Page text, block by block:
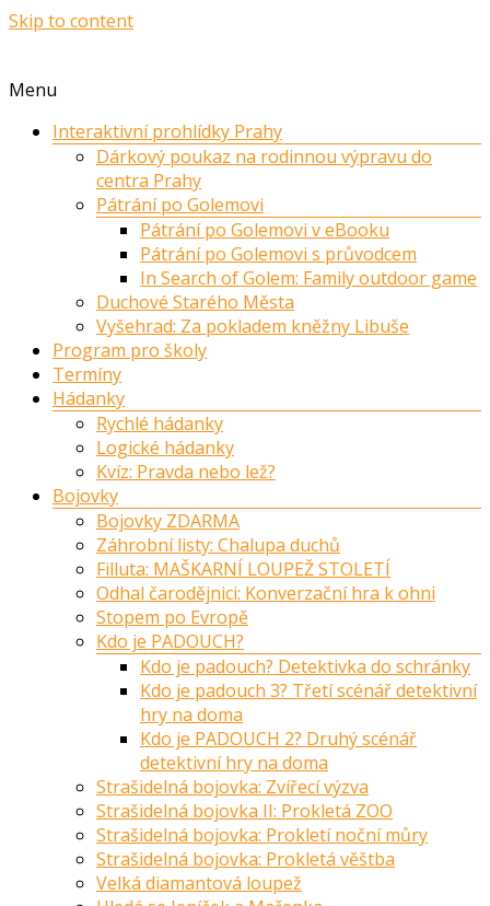
Skip to content
Menu
Interaktivní prohlídky Prahy
Dárkový poukaz na rodinnou výpravu do
centra Prahy
Pátrání po Golemovi
Pátrání po Golemovi v eBooku
Pátrání po Golemovi s průvodcem
In Search of Golem: Family outdoor game
Duchové Starého Města
Vyšehrad: Za pokladem kněžny Libuše
Program pro školy
Termíny
Hádanky
Rychlé hádanky
Logické hádanky
Kvíz: Pravda nebo lež?
Bojovky
Bojovky ZDARMA
Záhrobní listy: Chalupa duchů
Filluta: MAŠKARNÍ LOUPEŽ STOLETÍ
Odhal čarodějnici: Konverzační hra k ohni
Stopem po Evropě
Kdo je PADOUCH?
Kdo je padouch? Detektivka do schránky
Kdo je padouch 3? Třetí scénář detektivní
hry na doma
Kdo je PADOUCH 2? Druhý scénář
detektivní hry na doma
Strašidelná bojovka: Zvířecí výzva
Strašidelná bojovka II: Prokletá ZOO
Strašidelná bojovka: Prokletí noční můry
Strašidelná bojovka: Prokletá věštba
Velká diamantová loupež